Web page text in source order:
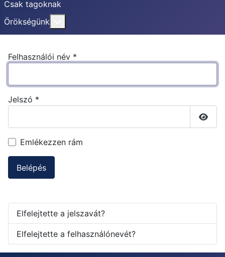
Csak tagoknak
Örökségünk
Felhasználói név *
Jelszó *
Emlékezzen rám
Belépés
Elfelejtette a jelszavát?
Elfelejtette a felhasználónevét?